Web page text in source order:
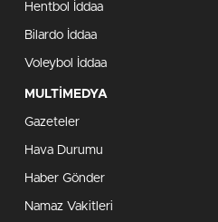
Hentbol İddaa
Bilardo İddaa
Voleybol İddaa
MULTİMEDYA
Gazeteler
Hava Durumu
Haber Gönder
Namaz Vakitleri